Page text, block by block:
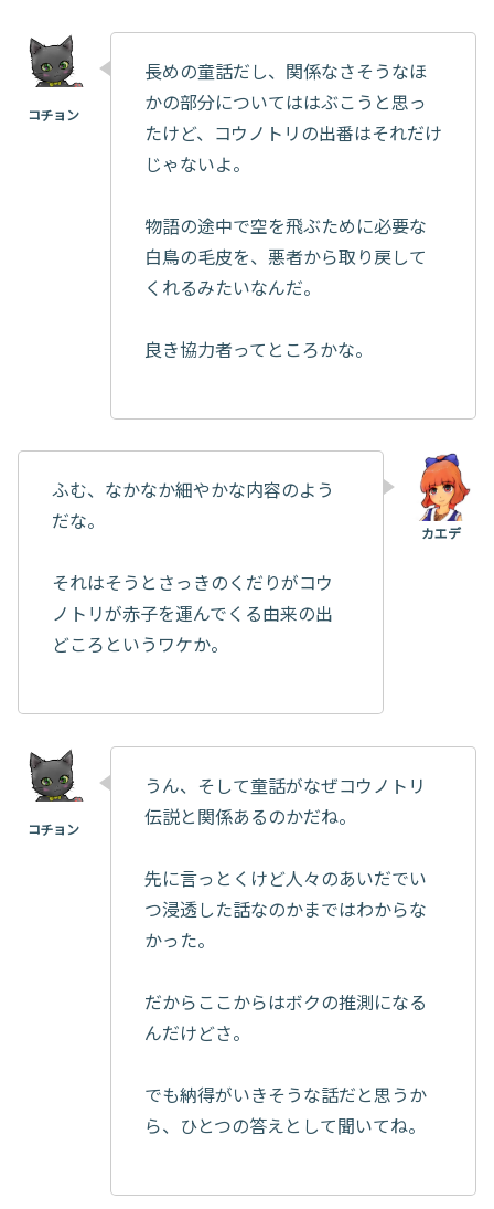
長めの童話だし、関係なさそうなほ
かの部分についてははぶこうと思っ
たけど、コウノトリの出番はそれだけ
じゃないよ。
物語の途中で空を飛ぶために必要な
白鳥の毛皮を、悪者から取り戻して
くれるみたいなんだ。
良き協力者ってところかな。
ふむ、なかなか細やかな内容のよう
だな。
それはそうとさっきのくだりがコウ
ノトリが赤子を運んでくる由来の出
どころというワケか。
うん、そして童話がなぜコウノトリ
伝説と関係あるのかだね。
先に言っとくけど人々のあいだでい
つ浸透した話なのかまではわからな
かった。
だからここからはボクの推測になる
んだけどさ。
でも納得がいきそうな話だと思うか
ら、ひとつの答えとして聞いてね。